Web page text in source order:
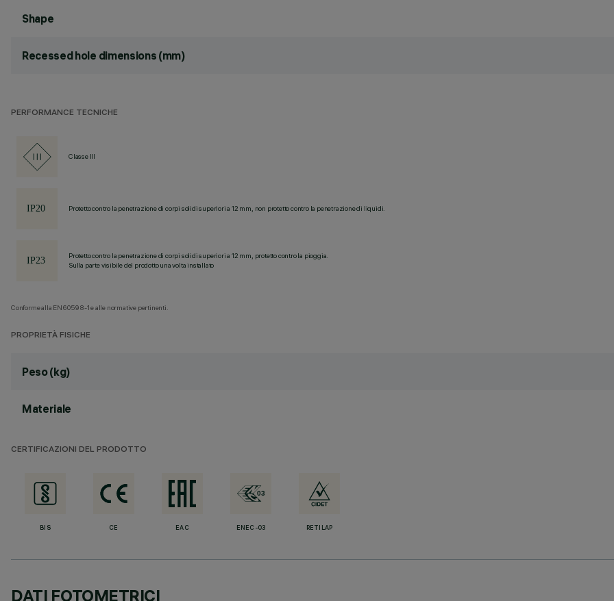
Shape
Recessed hole dimensions (mm)
PERFORMANCE TECNICHE
Classe III
Protetto contro la penetrazione di corpi solidi superiori a 12 mm, non protetto contro la penetrazione di liquidi.
Protetto contro la penetrazione di corpi solidi superiori a 12 mm, protetto contro la pioggia.
Sulla parte visibile del prodotto una volta installato
Conforme alla EN60598-1 e alle normative pertinenti.
PROPRIETÀ FISICHE
Peso (kg)
Materiale
CERTIFICAZIONI DEL PRODOTTO
BIS CE EAC ENEC-03 RETILAP
DATI FOTOMETRICI